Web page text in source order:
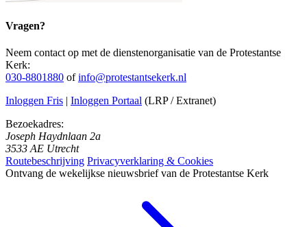
Vragen?
Neem contact op met de dienstenorganisatie van de Protestantse
Kerk:
030-8801880 ofinfo@protestantsekerk.nl
Inloggen Fris | Inloggen Portaal (LRP / Extranet)
Bezoekadres:
Joseph Haydnlaan 2a
3533 AE Utrecht
Routebeschrijving Privacyverklaring & Cookies
Ontvang de wekelijkse nieuwsbrief van de Protestantse Kerk